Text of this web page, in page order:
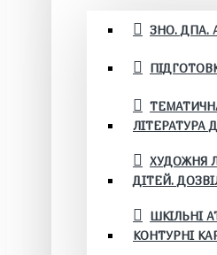
ЗНО. ДПА.
ЛІТЕРАТУРА
ХУДОЖНЯ
ДІТЕЙ.
ШКІЛЬНІ
КОНТУРНІ